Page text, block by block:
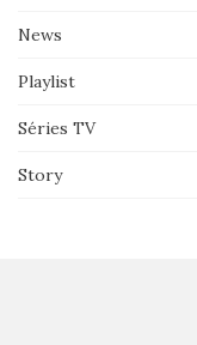
News
Playlist
Séries TV
Story